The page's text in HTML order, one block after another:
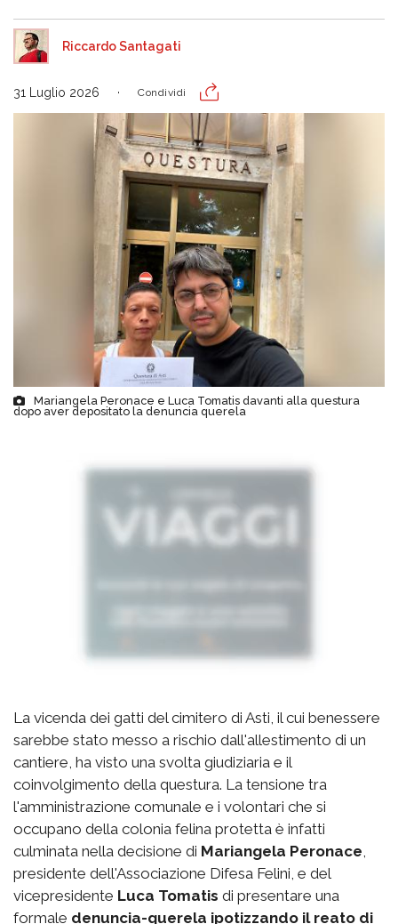
Riccardo Santagati
31 Luglio 2026 Condividi
Mariangela Peronace e Luca Tomatis davanti alla questura
dopo aver depositato la denuncia querela
La vicenda dei gatti del cimitero di Asti, il cui benessere
sarebbe stato messo a rischio dall'allestimento di un
cantiere, ha visto una svolta giudiziaria e il
coinvolgimento della questura. La tensione tra
l'amministrazione comunale e i volontari che si
occupano della colonia felina protetta è infatti
culminata nella decisione di Mariangela Peronace
presidente dell'Associazione Difesa Felini, e del
vicepresidente Luca Tomatis di presentare una
formale denuncia-querela ipotizzando il reato di